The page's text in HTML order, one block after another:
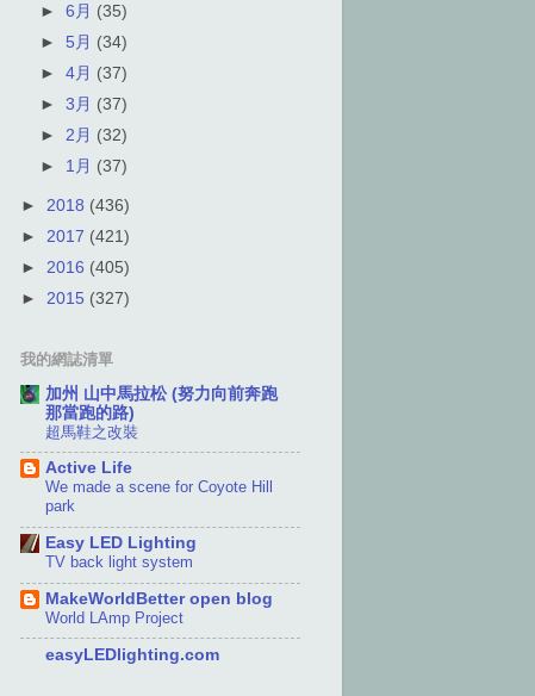
►6月 (35)
► 5月 (34)
►4月 (37)
►3月 (37)
►2月 (32)
► 1月 (37)
► 2018 (436)
► 2017 (421)
► 2016 (405)
► 2015 (327)
我的網誌清單
加州 山中馬拉松 (努力向前奔跑
那當跑的路)
超馬鞋之改裝
Active Life
We made a scene for Coyote Hill
park
Easy LED Lighting
TV back light system
MakeWorldBetter open blog
World LAmp Project
easyLEDlighting.com